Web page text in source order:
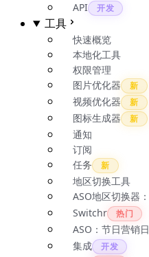
API
开发
工具
快速概览
本地化工具
权限管理
图片优化器
新
视频优化器 新
图标生成器 新
通知
订阅
任务
新
地区切换工具
ASO地区切换器
Switchr 热门
ASO：节日营销
集成 开发